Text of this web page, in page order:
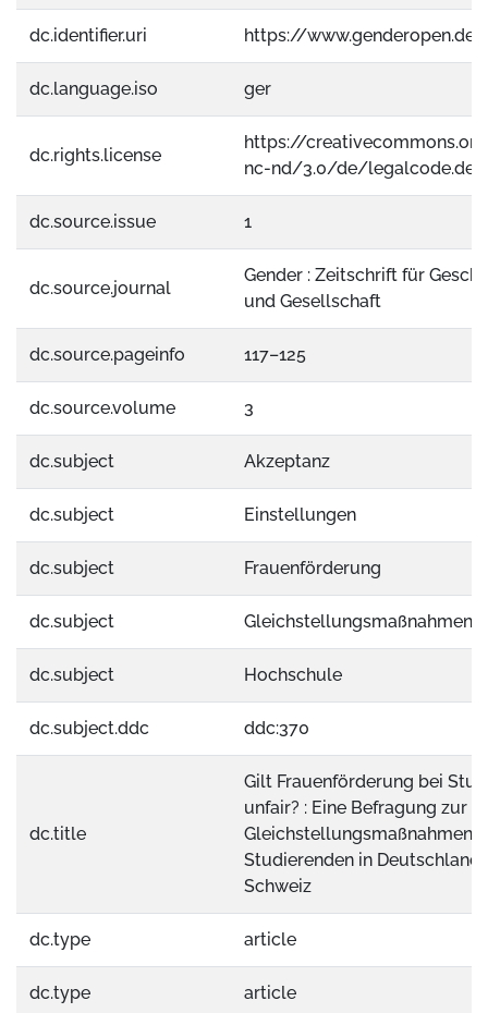
dc.identifier.uri https://
dc.language.iso ger
dc.rights.license
https://
nc-nd/3.0/de/legalcode.de
dc.source.issue 1
dc.source.journal
Gender : Zeitschrift für
und Gesellschaft
dc.source.pageinfo 117–125
dc.source.volume 3
dc.subject Akzeptanz
dc.subject Einstellungen
dc.subject Frauenförderung
dc.subject Gleichstellungsmaßnahmen
dc.subject Hochschule
dc.subject.ddc ddc:370
dc.title
Gilt Frauenförderung bei
unfair? : Eine Befragung zur
Gleichstellungsmaßnahmen
Studierenden in Deutschland
Schweiz
dc.type article
dc.type article